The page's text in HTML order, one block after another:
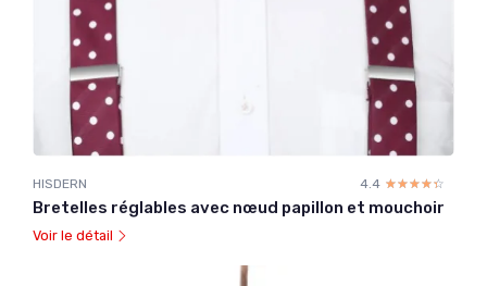
HISDERN 4.4 ☆☆☆☆☆
★★★★★
Bretelles réglables avec nœud papillon et mouchoir
Voir le détail